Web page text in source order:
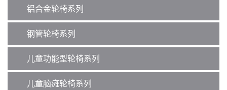
铝合金轮椅系列
钢管轮椅系列
儿童功能型轮椅系列
儿童脑瘫轮椅系列